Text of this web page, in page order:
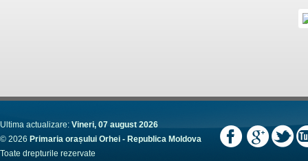
Ultima actualizare: Vineri, 07 august 2026
© 2026 Primaria orașului Orhei - Republica Moldova
Toate drepturile rezervate